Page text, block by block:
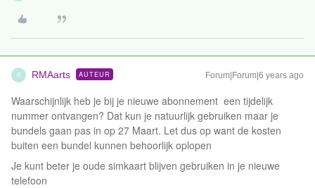
R RMAarts AUTEUR Forum|Forum|6 years ago
Waarschijnlijk heb je bij je nieuwe abonnement een tijdelijk
nummer ontvangen? Dat kun je natuurlijk gebruiken maar je
bundels gaan pas in op 27 Maart. Let dus op want de kosten
buiten een bundel kunnen behoorlijk oplopen
Je kunt beter je oude simkaart blijven gebruiken in je nieuwe
telefoon